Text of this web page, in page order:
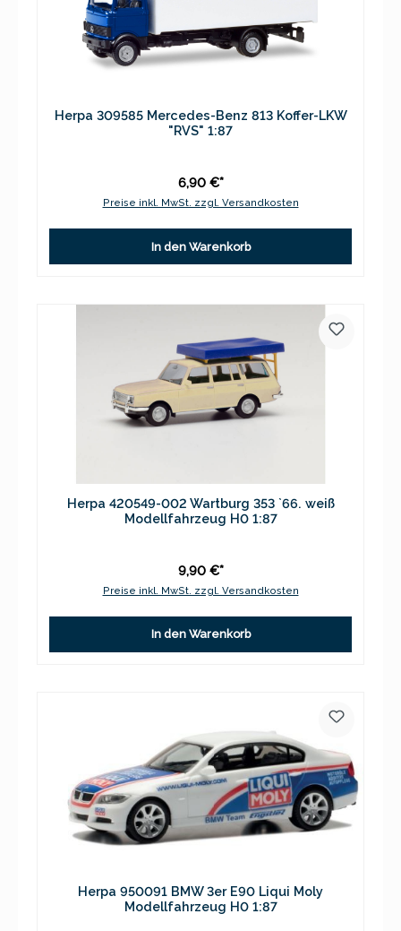
Herpa 309585 Mercedes-Benz 813 Koffer-LKW
"RVS" 1:87
6,90 €*
Preise inkl. MwSt. zzgl. Versandkosten
In den Warenkorb
Herpa 420549-002 Wartburg 353 `66. weiß
Modellfahrzeug H0 1:87
9,90 €*
Preise inkl. MwSt. zzgl. Versandkosten
In den Warenkorb
Herpa 950091 BMW 3er E90 Liqui Moly
Modellfahrzeug H0 1:87